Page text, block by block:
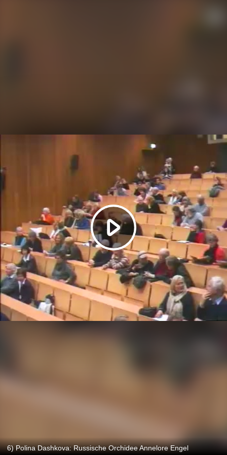
Video
abspielen
6) Polina Dashkova: Russische Orchidee Annelore Engel